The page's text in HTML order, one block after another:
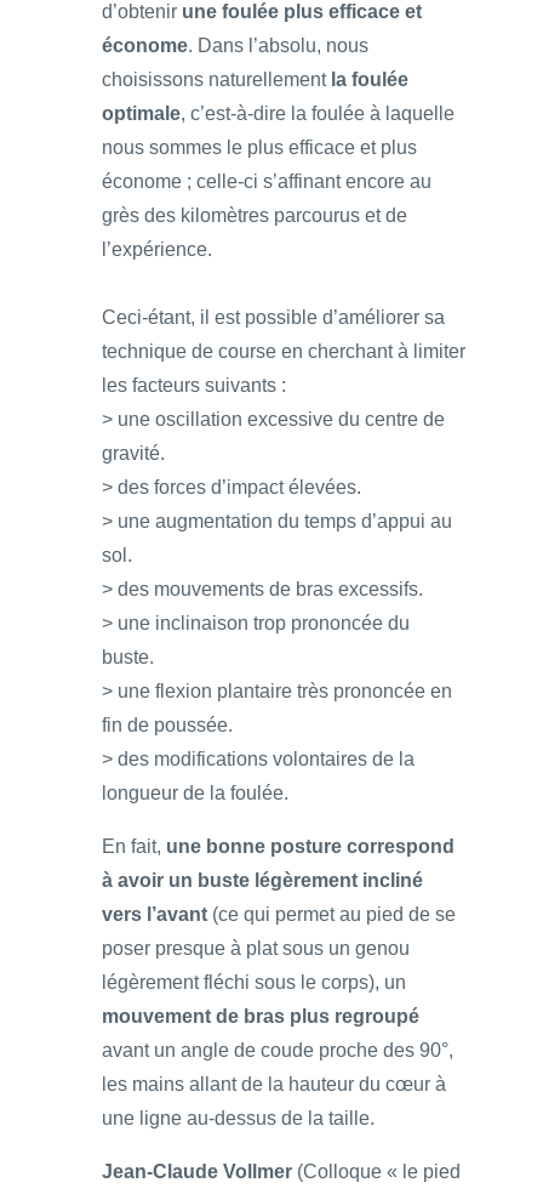
d’obtenir une foulée plus efficace et
économe. Dans l’absolu, nous
choisissons naturellement la foulée
optimale, c’est-à-dire la foulée à laquelle
nous sommes le plus efficace et plus
économe ; celle-ci s’affinant encore au
grès des kilomètres parcourus et de
l’expérience.
Ceci-étant, il est possible d’améliorer sa
technique de course en cherchant à limiter
les facteurs suivants :
> une oscillation excessive du centre de
gravité.
> des forces d’impact élevées.
> une augmentation du temps d’appui au
sol.
> des mouvements de bras excessifs.
> une inclinaison trop prononcée du
buste.
> une flexion plantaire très prononcée en
fin de poussée.
> des modifications volontaires de la
longueur de la foulée.
En fait, une bonne posture correspond
à avoir un buste légèrement incliné
vers l’avant (ce qui permet au pied de se
poser presque à plat sous un genou
légèrement fléchi sous le corps), un
mouvement de bras plus regroupé
avant un angle de coude proche des 90°,
les mains allant de la hauteur du cœur à
une ligne au-dessus de la taille.
Jean-Claude Vollmer (Colloque « le pied